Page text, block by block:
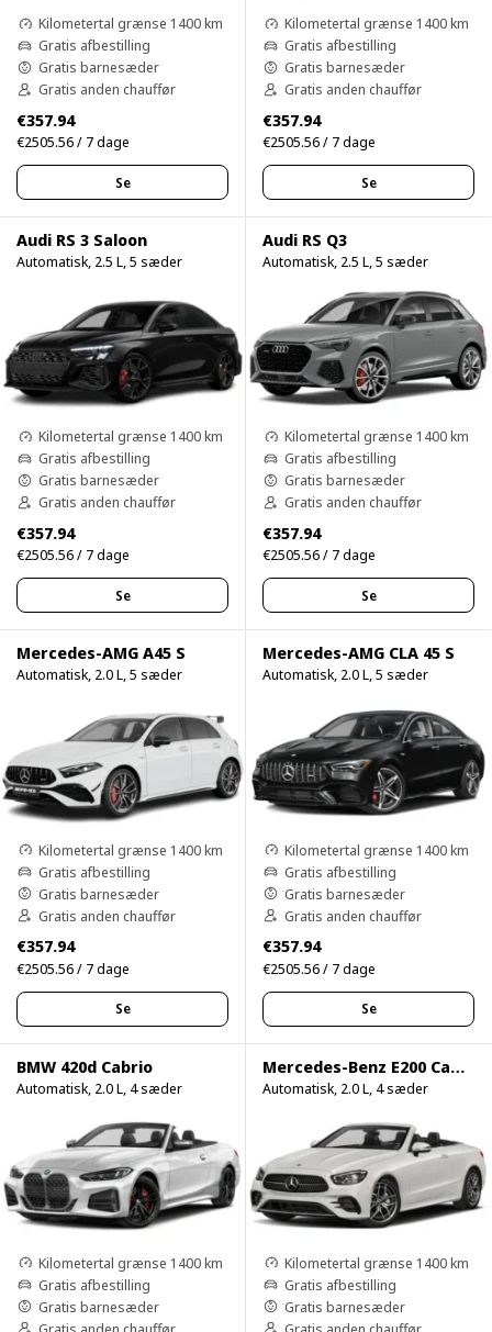
Kilometertal grænse 1400 km
Gratis afbestilling
Gratis barnesæder
Gratis anden chauffør
€357.94
€2505.56 / 7 dage
Se
Kilometertal grænse 1400 km
Gratis afbestilling
Gratis barnesæder
Gratis anden chauffør
€357.94
€2505.56 / 7 dage
Se
Audi RS 3 Saloon
Automatisk, 2.5 L, 5 sæder
Kilometertal grænse 1400 km
Gratis afbestilling
Gratis barnesæder
Gratis anden chauffør
€357.94
€2505.56 / 7 dage
Se
Audi RS Q3
Automatisk, 2.5 L, 5 sæder
Kilometertal grænse 1400 km
Gratis afbestilling
Gratis barnesæder
Gratis anden chauffør
€357.94
€2505.56 / 7 dage
Se
Mercedes-AMG A45 S
Automatisk, 2.0 L, 5 sæder
Kilometertal grænse 1400 km
Gratis afbestilling
Gratis barnesæder
Gratis anden chauffør
€357.94
€2505.56 / 7 dage
Se
Mercedes-AMG CLA 45 S
Automatisk, 2.0 L, 5 sæder
Kilometertal grænse 1400 km
Gratis afbestilling
Gratis barnesæder
Gratis anden chauffør
€357.94
€2505.56 / 7 dage
Se
BMW 420d Cabrio
Automatisk, 2.0 L, 4 sæder
Kilometertal grænse 1400 km
Gratis afbestilling
Gratis barnesæder
Mercedes-Benz E200 Cabrio
Automatisk, 2.0 L, 4 sæder
Kilometertal grænse 1400 km
Gratis afbestilling
Gratis barnesæder